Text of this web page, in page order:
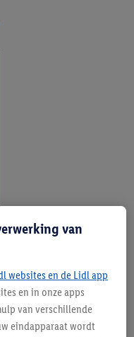
van
websites en de Lidl app
en in onze apps
van verschillende
eindapparaat wordt